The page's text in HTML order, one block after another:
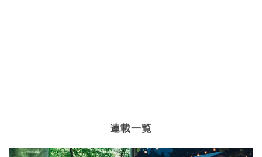
連載一覧